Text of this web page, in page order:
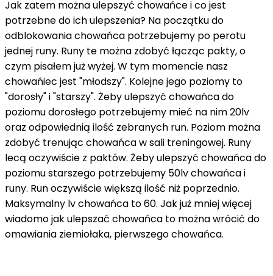
Jak zatem można ulepszyć chowańce i co jest
potrzebne do ich ulepszenia? Na początku do
odblokowania chowańca potrzebujemy po perotu
jednej runy. Runy te można zdobyć łącząc pakty, o
czym pisałem już wyżej. W tym momencie nasz
chowańiec jest "młodszy". Kolejne jego poziomy to
"dorosły" i "starszy". Żeby ulepszyć chowańca do
poziomu dorosłego potrzebujemy mieć na nim 20lv
oraz odpowiednią ilość zebranych run. Poziom można
zdobyć trenując chowańca w sali treningowej. Runy
lecą oczywiście z paktów. Żeby ulepszyć chowańca do
poziomu starszego potrzebujemy 50lv chowańca i
runy. Run oczywiście większą ilość niż poprzednio.
Maksymalny lv chowańca to 60. Jak już mniej więcej
wiadomo jak ulepszać chowańca to można wrócić do
omawiania ziemiołaka, pierwszego chowańca.